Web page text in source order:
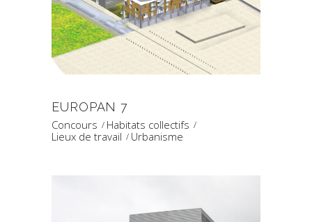
EUROPAN 7
Concours
Habitats collectifs
Lieux de travail
Urbanisme